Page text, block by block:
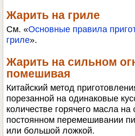
Жарить на гриле
См. «Основные правила
гриле».
Жарить на сильном
помешивая
Китайский метод
порезанной на одинаковые
количестве горячего масла
постоянном перемешивании
или большой ложкой.